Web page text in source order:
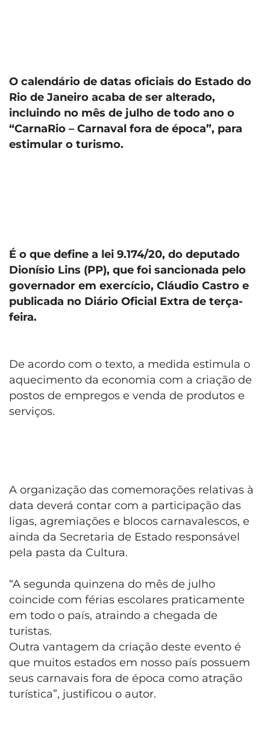
O calendário de datas oficiais do Estado do
Rio de Janeiro acaba de ser alterado,
incluindo no mês de julho de todo ano o
“CarnaRio – Carnaval fora de época”, para
estimular o turismo.
É o que define a lei 9.174/20, do deputado
Dionísio Lins (PP), que foi sancionada pelo
governador em exercício, Cláudio Castro e
publicada no Diário Oficial Extra de terça-
feira.
De acordo com o texto, a medida estimula o
aquecimento da economia com a criação de
postos de empregos e venda de produtos e
serviços.
A organização das comemorações relativas à
data deverá contar com a participação das
ligas, agremiações e blocos carnavalescos, e
ainda da Secretaria de Estado responsável
pela pasta da Cultura.
“A segunda quinzena do mês de julho
coincide com férias escolares praticamente
em todo o país, atraindo a chegada de
turistas.
Outra vantagem da criação deste evento é
que muitos estados em nosso país possuem
seus carnavais fora de época como atração
turística”, justificou o autor.